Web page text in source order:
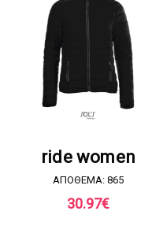
ride women
ΑΠΟΘΕΜΑ: 865
30.97€